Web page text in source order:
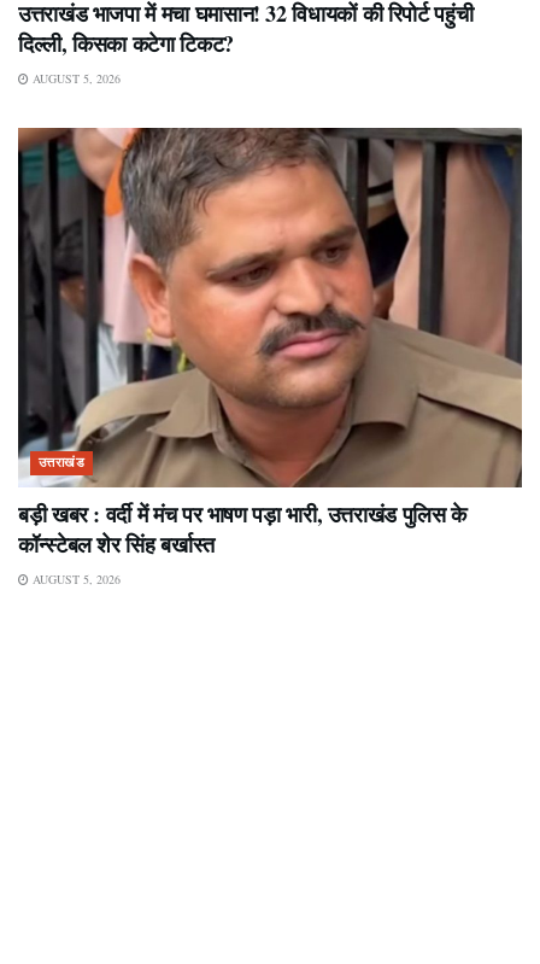
उत्तराखंड भाजपा में मचा घमासान! 32 विधायकों की रिपोर्ट पहुंची
दिल्ली, किसका कटेगा टिकट?
AUGUST 5, 2026
उत्तराखंड
बड़ी खबर : वर्दी में मंच पर भाषण पड़ा भारी, उत्तराखंड पुलिस के
कॉन्स्टेबल शेर सिंह बर्खास्त
AUGUST 5, 2026